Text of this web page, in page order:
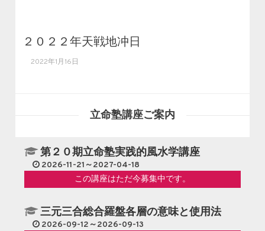
２０２２年天戦地冲日
2022年1月16日
立命塾講座ご案内
第２０期立命塾実践的風水学講座
2026-11-21～2027-04-18
この講座はただ今募集中です。
三元三合総合羅盤各層の意味と使用法
2026-09-12～2026-09-13